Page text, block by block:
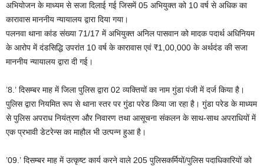
अभियोजन के माध्यम से सजा दिलाई गई जिसमें 05 अभियुक्त को 10 वर्ष से अधिक का
कारावास माननीय न्यायालय द्वारा दिया गया।
पलनवा थाना कांड संख्या 71/17 में अभियुक्त अनिल पासवान को मादक पदार्थ अधिनियम
के आरोप में दंडसिद्धि उपरांत 10 वर्ष के कारावास एवं ₹1,00,000 के अर्थदंड की सजा
माननीय न्यायालय द्वारा दी गई।
’8.’ दिसम्‍बर माह में जिला पुलिस द्वारा 02 व्यक्तियों का नाम गुंडा पंजी में दर्ज किया है।
पुलिस द्वारा नियमित रूप से थाना स्तर पर गुंडा परेड किया जा रहा है। गुंडा परेड के माध्यम
से पुलिस अपराध नियंत्रण और निवारण तथा आसूचना संकलन के साथ-साथ अपराधियों में
एक प्रभावी डेटरेन्स का माहौल भी उत्पन्न हुआ है।
’09.’ दिसम्‍बर माह में उत्कृष्ट कार्य करने वाले 205 पुलिसकर्मियों/पुलिस पदाधिकारियों को